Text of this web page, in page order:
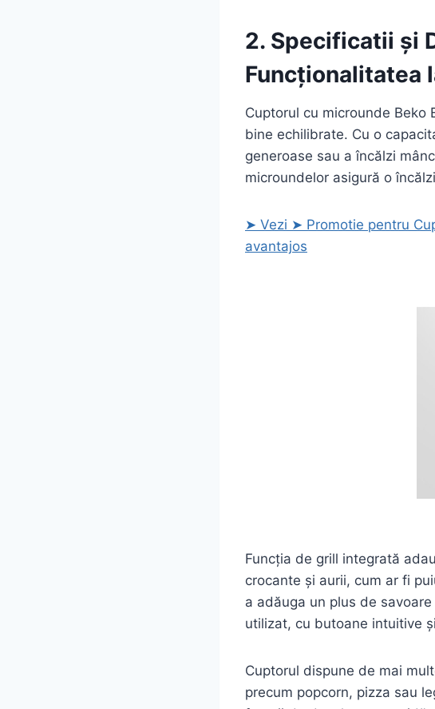
2. Specificatii și
Funcționalitatea
Cuptorul cu microunde Beko
bine echilibrate. Cu o
generoase sau a încălzi
microundelor asigură o
➤ Vezi ➤ Promotie pentru
avantajos
Funcția de grill integrată
crocante și aurii, cum ar fi
a adăuga un plus de
utilizat, cu butoane intuitive
Cuptorul dispune de mai
precum popcorn, pizza sau